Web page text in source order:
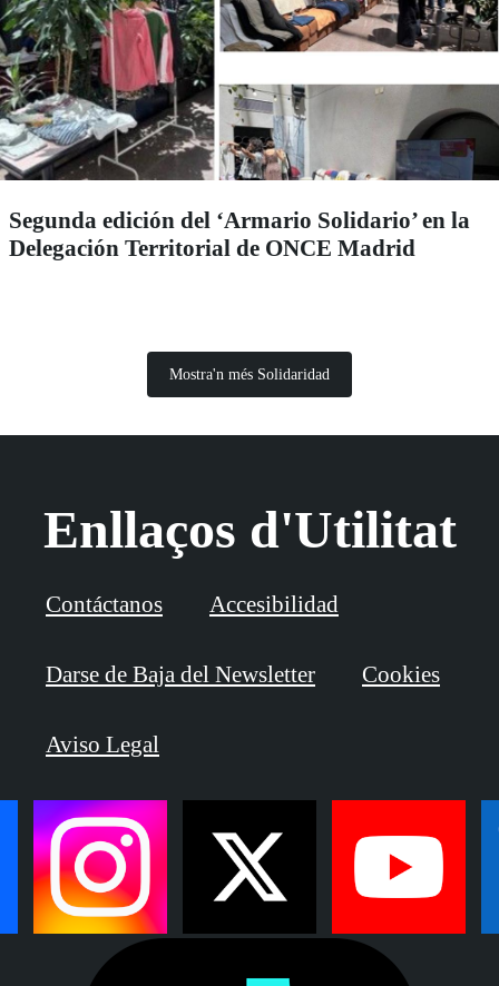
Segunda edición del ‘Armario Solidario’ en la
Delegación Territorial de ONCE Madrid
Mostra'n més Solidaridad
Enllaços d'Utilitat
Contáctanos Accesibilidad
Darse de Baja del Newsletter Cookies
Aviso Legal